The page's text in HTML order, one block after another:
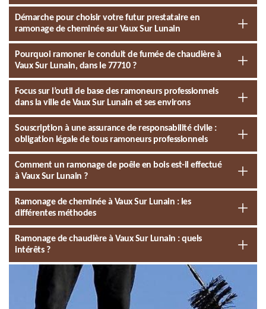
Démarche pour choisir votre futur prestataire en
ramonage de cheminée sur Vaux Sur Lunain
Pourquoi ramoner le conduit de fumée de chaudière à
Vaux Sur Lunain, dans le 77710 ?
Focus sur l’outil de base des ramoneurs professionnels
dans la ville de Vaux Sur Lunain et ses environs
Souscription à une assurance de responsabilité civile :
obligation légale de tous ramoneurs professionnels
Comment un ramonage de poêle en bois est-il effectué
à Vaux Sur Lunain ?
Ramonage de cheminée à Vaux Sur Lunain : les
différentes méthodes
Ramonage de chaudière à Vaux Sur Lunain : quels
intérêts ?